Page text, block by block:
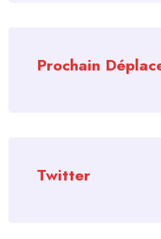
Prochain
Twitter